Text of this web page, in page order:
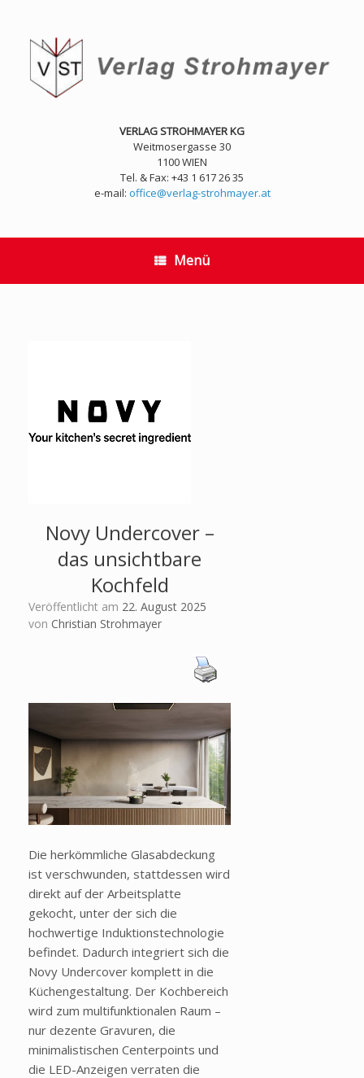
springen
VERLAG STROHMAYER KG
Weitmosergasse 30
1100 WIEN
Tel. & Fax: +43 1 617 26 35
e-mail: office@verlag-strohmayer.at
Menü
Novy Undercover –
das unsichtbare
Kochfeld
Veröffentlicht am 22. August 2025
von Christian Strohmayer
Die herkömmliche Glasabdeckung
ist verschwunden, stattdessen wird
direkt auf der Arbeitsplatte
gekocht, unter der sich die
hochwertige Induktionstechnologie
befindet. Dadurch integriert sich die
Novy Undercover komplett in die
Küchengestaltung. Der Kochbereich
wird zum multifunktionalen Raum –
nur dezente Gravuren, die
minimalistischen Centerpoints und
die LED-Anzeigen verraten die